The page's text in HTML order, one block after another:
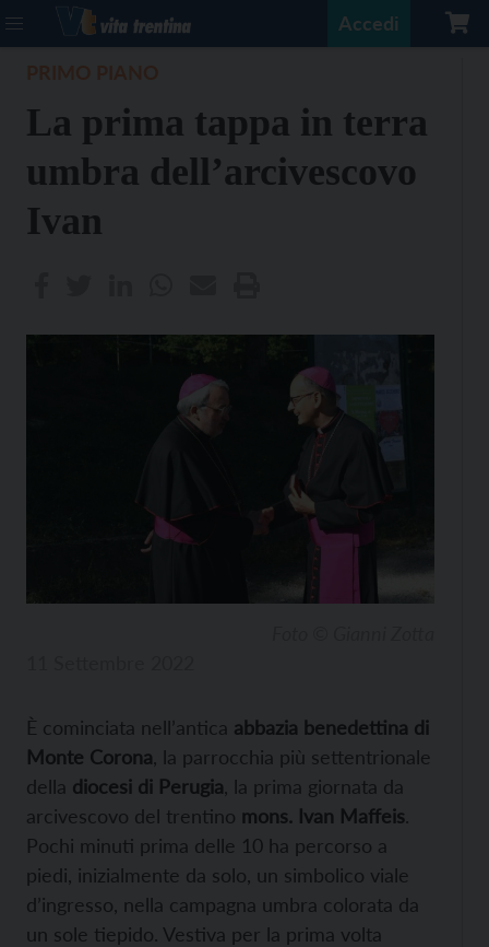
Accedi
La prima tappa in terra
umbra dell’arcivescovo
Ivan
È cominciata nell’antica abbazia benedettina di
Monte Corona , la parrocchia più settentrionale
della diocesi di Perugia , la prima giornata da
arcivescovo del trentino mons. Ivan Maffeis.
Pochi minuti prima delle 10 ha percorso a
piedi, inizialmente da solo, un simbolico viale
d’ingresso, nella campagna umbra colorata da
un sole tiepido. Vestiva per la prima volta